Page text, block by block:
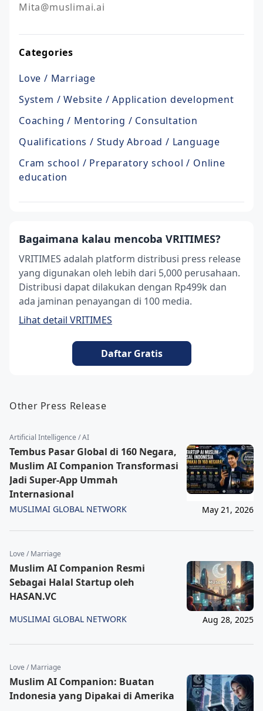
Mita@muslimai.ai
Categories
Love / Marriage
System / Website / Application development
Coaching / Mentoring / Consultation
Qualifications / Study Abroad / Language
Cram school / Preparatory school / Online
education
Bagaimana kalau mencoba VRITIMES?
VRITIMES adalah platform distribusi press release
yang digunakan oleh lebih dari 5,000 perusahaan.
Distribusi dapat dilakukan dengan Rp499k dan
ada jaminan penayangan di 100 media.
Lihat detail VRITIMES
Daftar Gratis
Other Press Release
Artificial Intelligence / AI
Tembus Pasar Global di 160 Negara,
Muslim AI Companion Transformasi
Jadi Super-App Ummah
Internasional
MUSLIMAI GLOBAL NETWORK May 21, 2026
Love / Marriage
Muslim AI Companion Resmi
Sebagai Halal Startup oleh
HASAN.VC
MUSLIMAI GLOBAL NETWORK Aug 28, 2025
Love / Marriage
Muslim AI Companion: Buatan
Indonesia yang Dipakai di Amerika